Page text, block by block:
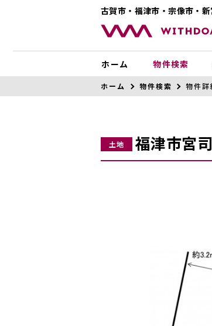
古賀市・福津市・宗像市・
ホーム 物件検索
ホーム 物件検索 物件詳
土地 福津市宮